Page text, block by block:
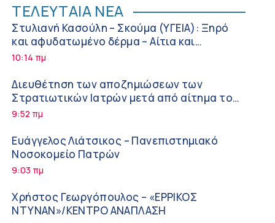
ΤΕΛΕΥΤΑΙΑ ΝΕΑ
Στυλιανή Κασούλη – Σκούμα (ΥΓΕΙΑ): Ξηρό
και αφυδατωμένο δέρμα – Αίτια και
αντιμετώπιση
10:14 πμ
Διευθέτηση των αποζημιώσεων των
Στρατιωτικών Ιατρών μετά από αίτημα του
ΙΣΑ
9:52 πμ
Ευάγγελος Λιάτσικος – Πανεπιστημιακό
Νοσοκομείο Πατρών
9:03 πμ
Χρήστος Γεωργόπουλος – «ΕΡΡΙΚΟΣ
ΝΤΥΝΑΝ»/ΚΕΝΤΡΟ ΑΝΑΠΛΑΣΗ